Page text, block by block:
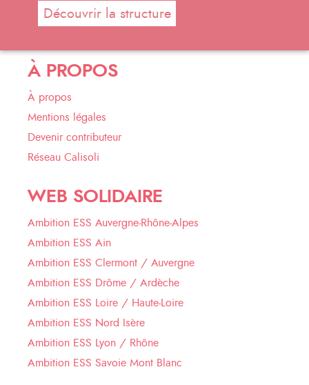
Découvrir la structure
À PROPOS
À propos
Mentions légales
Devenir contributeur
Réseau Calisoli
WEB SOLIDAIRE
Ambition ESS Auvergne-Rhône-Alpes
Ambition ESS Ain
Ambition ESS Clermont / Auvergne
Ambition ESS Drôme / Ardèche
Ambition ESS Loire / Haute-Loire
Ambition ESS Nord Isère
Ambition ESS Lyon / Rhône
Ambition ESS Savoie Mont Blanc